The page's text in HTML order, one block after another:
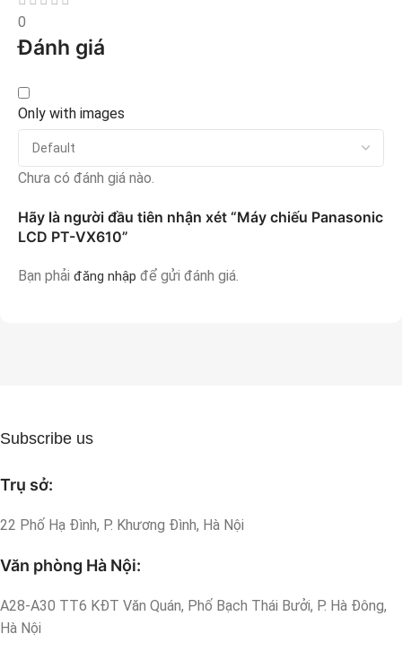
0
Đánh giá
Only with images
Chưa có đánh giá nào.
Hãy là người đầu tiên nhận xét “Máy chiếu Panasonic
LCD PT-VX610”
Bạn phải đăng nhập để gửi đánh giá.
Subscribe us
Trụ sở:
22 Phố Hạ Đình, P. Khương Đình, Hà Nội
Văn phòng Hà Nội:
A28-A30 TT6 KĐT Văn Quán, Phố Bạch Thái Bưởi, P. Hà Đông,
Hà Nội